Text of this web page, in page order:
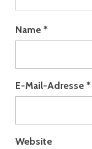
Name *
E-Mail-Adresse *
Website